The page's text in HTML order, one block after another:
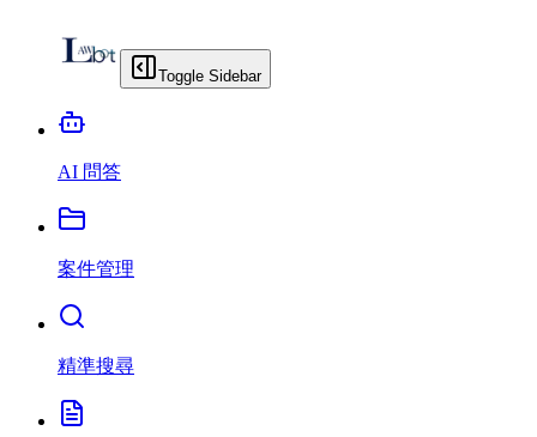
Toggle Sidebar
AI 問答
案件管理
精準搜尋